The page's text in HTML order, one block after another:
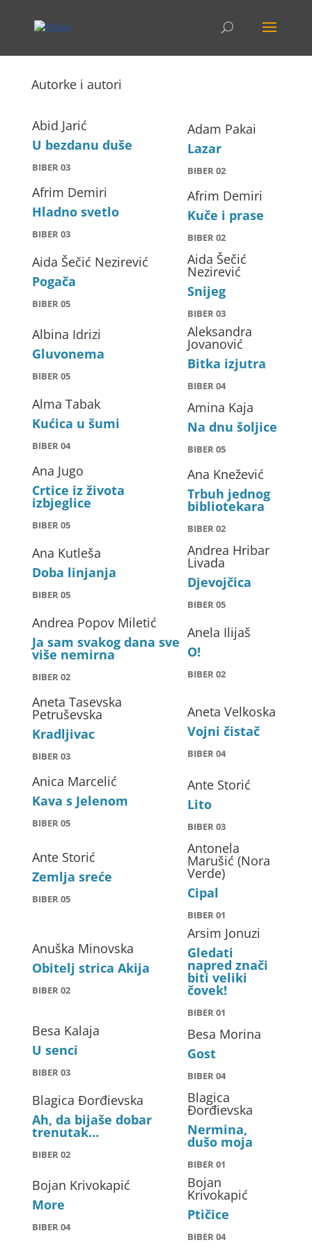
Autorke i autori
Abid Jarić
U bezdanu duše
BIBER 03
Adam Pakai
Lazar
BIBER 02
Afrim Demiri
Hladno svetlo
BIBER 03
Afrim Demiri
Kuče i prase
BIBER 02
Aida Šečić Nezirević
Pogača
BIBER 05
Aida Šečić
Nezirević
Snijeg
BIBER 03
Albina Idrizi
Gluvonema
BIBER 05
Aleksandra
Jovanović
Bitka izjutra
BIBER 04
Alma Tabak
Kućica u šumi
BIBER 04
Amina Kaja
Na dnu šoljice
BIBER 05
Ana Jugo
Crtice iz života
izbjeglice
BIBER 05
Ana Knežević
Trbuh jednog
bibliotekara
BIBER 02
Ana Kutleša
Doba linjanja
BIBER 05
Andrea Hribar
Livada
Djevojčica
BIBER 05
Andrea Popov Miletić
Ja sam svakog dana sve
više nemirna
BIBER 02
Anela Ilijaš
O!
BIBER 02
Aneta Tasevska
Petruševska
Kradljivac
BIBER 03
Aneta Velkoska
Vojni čistač
BIBER 04
Anica Marcelić
Kava s Jelenom
BIBER 05
Ante Storić
Lito
BIBER 03
Ante Storić
Zemlja sreće
BIBER 05
Antonela
Marušić (Nora
Verde)
Cipal
BIBER 01
Anuška Minovska
Obitelj strica Akija
BIBER 02
Arsim Jonuzi
Gledati
napred znači
biti veliki
čovek!
BIBER 01
Besa Kalaja
U senci
BIBER 03
Besa Morina
Gost
BIBER 04
Blagica Đorđievska
Ah, da bijaše dobar
trenutak…
BIBER 02
Blagica
Đorđievska
Nermina,
dušo moja
BIBER 01
Bojan Krivokapić
More
BIBER 04
Bojan
Krivokapić
Ptičice
BIBER 04